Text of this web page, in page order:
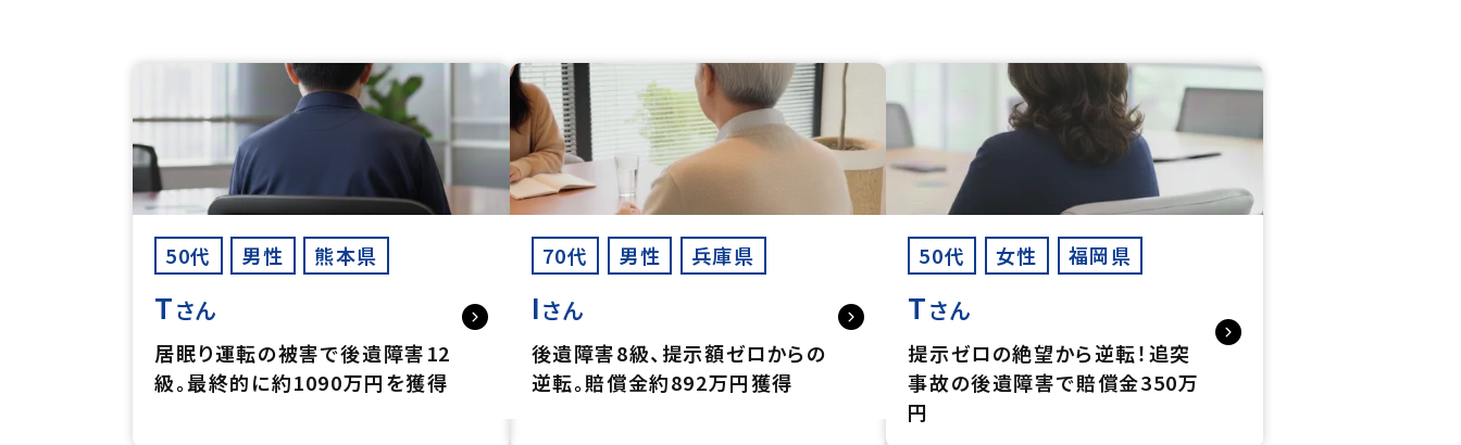
50代 男性 熊本県
Tさん
居眠り運転の被害で後遺障害12
級。最終的に約1090万円を獲得
70代 男性 兵庫県
Iさん
後遺障害8級、提示額ゼロからの
逆転。賠償金約892万円獲得
50代 女性 福岡県
Tさん
提示ゼロの絶望から逆転！追突
事故の後遺障害で賠償金350万
円